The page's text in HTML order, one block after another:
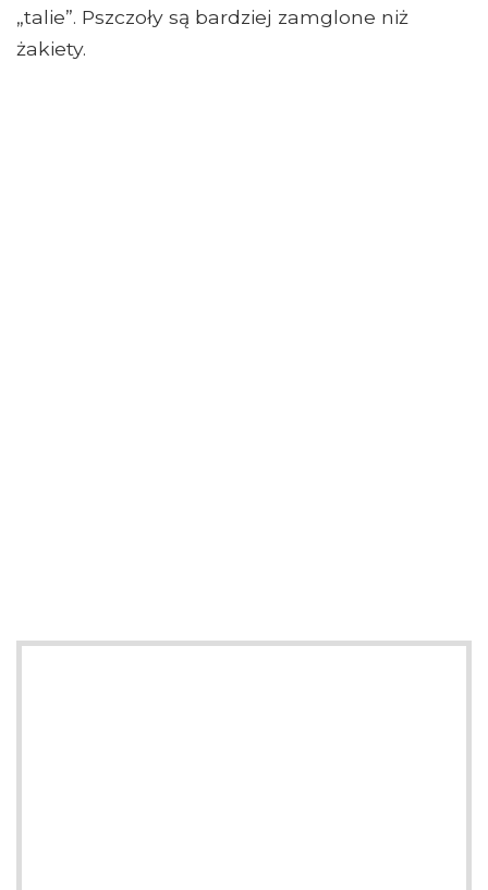
„talie”. Pszczoły są bardziej zamglone niż
żakiety.